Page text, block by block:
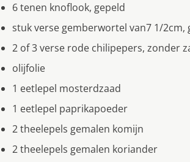
6 tenen knoflook, gepeld
stuk verse gemberwortel van7 1/2cm,
2 of 3 verse rode chilipepers, zonder
olijfolie
1 eetlepel mosterdzaad
1 eetlepel paprikapoeder
2 theelepels gemalen komijn
2 theelepels gemalen koriander